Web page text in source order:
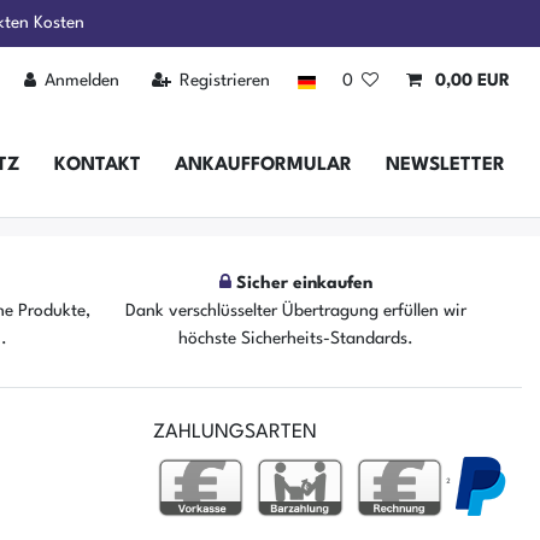
Kosten
Anmelden Registrieren 0 0,00 EUR
KONTAKT ANKAUFFORMULAR NEWSLETTER
Produkte,
Sicher einkaufen
Dank verschlüsselter Übertragung erfüllen wir
höchste Sicherheits-Standards.
ZAHLUNGSARTEN
²